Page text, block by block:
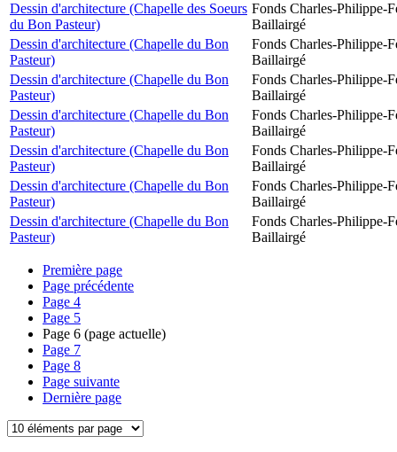
Dessin d'architecture (Chapelle des Soeurs
du Bon Pasteur)
Fonds Charles-Philippe-
Baillairgé
Dessin d'architecture (Chapelle du Bon
Pasteur)
Fonds Charles-Philippe-
Baillairgé
Dessin d'architecture (Chapelle du Bon
Pasteur)
Fonds Charles-Philippe-
Baillairgé
Dessin d'architecture (Chapelle du Bon
Pasteur)
Fonds Charles-Philippe-
Baillairgé
Dessin d'architecture (Chapelle du Bon
Pasteur)
Fonds Charles-Philippe-
Baillairgé
Dessin d'architecture (Chapelle du Bon
Pasteur)
Fonds Charles-Philippe-
Baillairgé
Dessin d'architecture (Chapelle du Bon
Pasteur)
Fonds Charles-Philippe-
Baillairgé
Première page
Page précédente
Page 4
Page 5
Page 6 (page actuelle)
Page 7
Page 8
Page suivante
Dernière page